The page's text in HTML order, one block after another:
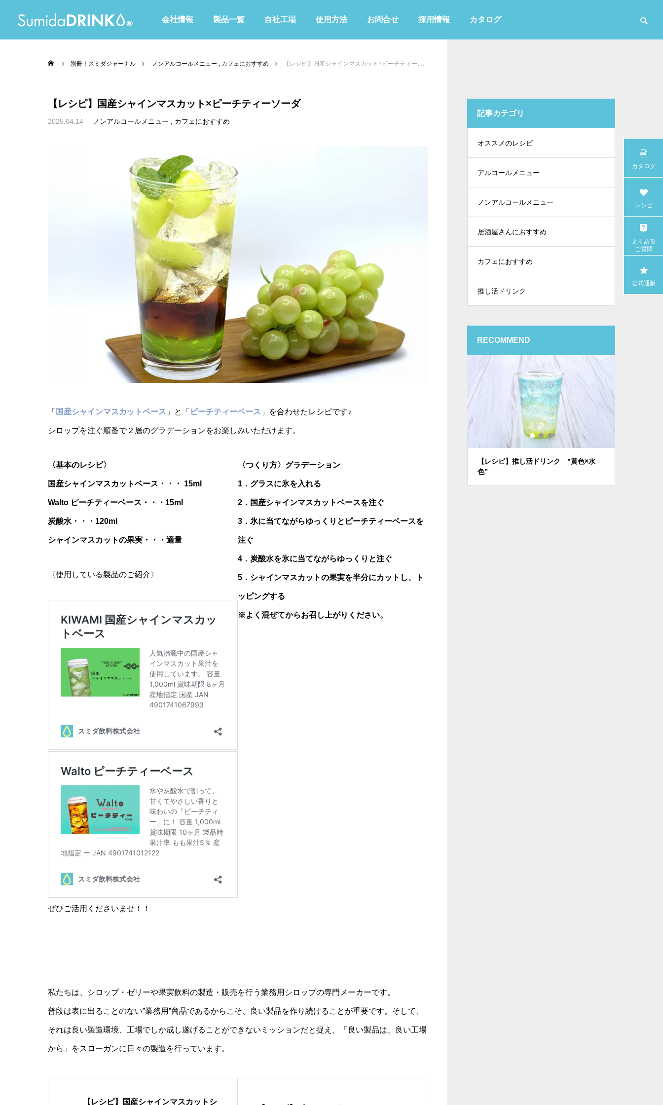
会社情報 製品一覧 自社工場 使用方法 お問合せ 採用情報 カタログ
全て Waltoシリーズ
黄・オレンジ色 白・無色
別冊！スミダジャーナル ノンアルコールメニュー カフェにおすすめ 【レシピ】国産シャインマスカット×ピーチティーソーダ
【レシピ】国産シャインマスカット×ピーチティーソーダ
2025.04.14 ノンアルコールメニュー カフェにおすすめ
「 国産シャインマスカットベース 」と「 ピーチティーベース 」を合わせたレシピです♪
シロップを注ぐ順番で２層のグラデーションをお楽しみいただけます。
〈基本のレシピ〉
国産シャインマスカットベース・・・ 15ml
Walto ピーチティーベース・・・15ml
炭酸水・・・120ml
シャインマスカットの果実・・・適量
〈使用している製品のご紹介〉
〈つくり方〉グラデーション
1．グラスに氷を入れる
2．国産シャインマスカットベースを注ぐ
3．氷に当てながらゆっくりとピーチティーベースを
注ぐ
4．炭酸水を氷に当てながらゆっくりと注ぐ
5．シャインマスカットの果実を半分にカットし、ト
ッピングする
※よく混ぜてからお召し上がりください。
ぜひご活用くださいませ！！
私たちは、シロップ・ゼリーや果実飲料の製造・販売を行う業務用シロップの専門メーカーです。
普段は表に出ることのない”業務用”商品であるからこそ、良い製品を作り続けることが重要です。そして、
それは良い製造環境、工場でしか成し遂げることができないミッションだと捉え、「良い製品は、良い工場
から」をスローガンに日々の製造を行っています。
【レシピ】国産シャインマスカットシ
記事カテゴリ
オススメのレシピ
アルコールメニュー
ノンアルコールメニュー
居酒屋さんにおすすめ
カフェにおすすめ
推し活ドリンク
RECOMMEND
【レシピ】推し活ドリンク ”オレンジ×
イエロー”
【レシピ】推し活ドリンク ”黄色×水
【レシピ】タピオカミルクティー
カタログ
レシピ
よくある
ご質問
公式通販